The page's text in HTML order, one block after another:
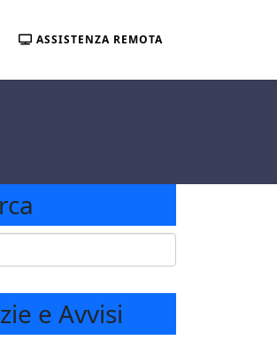
ASSISTENZA REMOTA
e Avvisi